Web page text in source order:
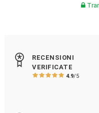
RECENSIONI
VERIFICATE
4.9/5